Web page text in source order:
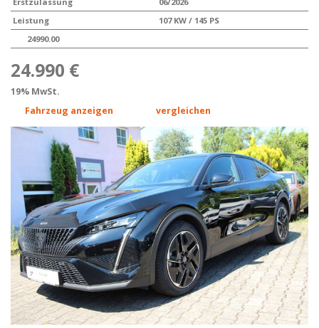
Leistung
107 KW / 145 PS
24990.00
24.990 €
19% MwSt.
Fahrzeug anzeigen
vergleichen